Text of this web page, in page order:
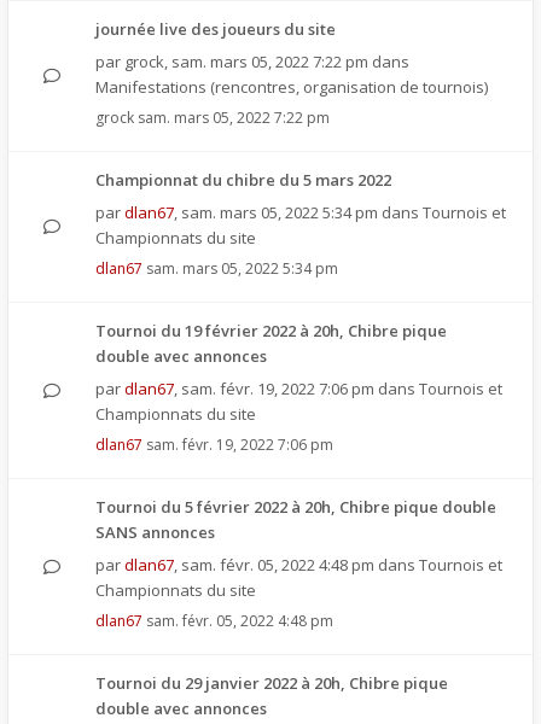
journée live des joueurs du site
par grock, sam. mars 05, 2022 7:22 pm dans
Manifestations (rencontres, organisation de tournois)
grock sam. mars 05, 2022 7:22 pm
Championnat du chibre du 5 mars 2022
pardlan67, sam. mars 05, 2022 5:34 pm dans Tournois et
Championnats du site
dlan67 sam. mars 05, 2022 5:34 pm
Tournoi du 19 février 2022 à 20h, Chibre pique
double avec annonces
pardlan67, sam. févr. 19, 2022 7:06 pm dans Tournois et
Championnats du site
dlan67 sam. févr. 19, 2022 7:06 pm
Tournoi du 5 février 2022 à 20h, Chibre pique double
SANS annonces
pardlan67, sam. févr. 05, 2022 4:48 pm dans Tournois et
Championnats du site
dlan67 sam. févr. 05, 2022 4:48 pm
Tournoi du 29 janvier 2022 à 20h, Chibre pique
double avec annonces